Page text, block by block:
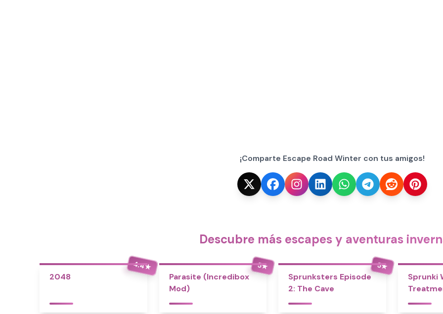
¡Comparte Escape Road Winter con tus amigos!
Descubre más escapes y aventuras
4.4★
2048
5★
Parasite (Incredibox
Mod)
5★
Sprunksters Episode
2: The Cave
Sprunki